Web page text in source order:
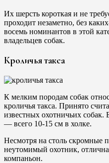
Их шерсть короткая и не
проходит незаметно, без
восемь номинантов в этой
владельцев собак.
Кроличья такса
К мелким породам собак
кроличья такса. Принято
известных охотничьих собак.
— всего 10-15 см в холке.
Несмотря на столь скромные
неутомимый охотник,
компаньон.